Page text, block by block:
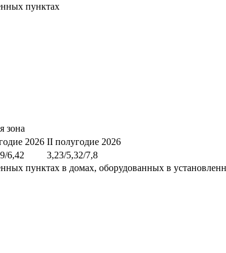
пунктах
зона
2026 II полугодие 2026
6,42
3,23/5,32/7,8
пунктах в домах, оборудованных в